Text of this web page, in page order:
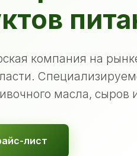
компания на
масла, сыров
лист